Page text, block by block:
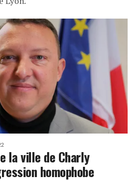
la ville de Charly
homophobe